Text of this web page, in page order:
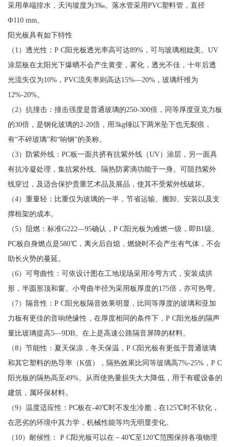
采用单端排水，天沟坡度为3‰。落水管采用PVC塑料管，直径
Ф110 mm。
阳光板具有如下特性
（1）透光性：P C阳光板透光率高可达89%，可与玻璃相妣美。UV
涂层板在太阳光下爆晒不会产生黄变，雾化，透光不佳，十年后透
光流失仅为10%，PVC流失率则高达15%—20%，玻璃纤维为
12%-20%。
（2）抗撞击：撞击强度是普通玻璃的250-300倍，同等厚度亚克力板
的30倍，是钢化玻璃的2-20倍，用3kg锤以下两米坠下也无裂痕，
有“不碎玻璃”和“响钢”的美称。
（3）防紫外线：PC板一面共挤有抗紫外线（UV）涂层，另一面具
有抗冷凝处理，集抗紫外线、隔热防雾滴功能于一身。可阻挡紫外
线穿过，及适合保护贵重艺术品及展品，使其不受紫外线破坏。
（4）重量轻：比重仅为玻璃的一半，节省运输、搬卸、安装以及支
撑框架的成本。
（5）阻燃：标准G222—95确认，P C阳光板为难燃一级，即B1级。
PC板自身燃点是580℃，离火后自熄，燃烧时不会产生有气体，不会
助长火势的蔓延。
（6）可弯曲性：可依设计图在工地现场采用冷弯方式，安装成拱
形，半圆形顶和窗。小弯曲半径为采用板厚度的175倍，亦可热弯。
（7）隔音性：P C阳光板隔音效果明显，比同等厚度的玻璃和亚加
力板有更佳的音响绝缘性，在厚度相同的条件下，P C阳光板的隔声
量比玻璃提高5—9DB。在上是高速公路隔音屏障的材料。
（8）节能性：夏天保凉，冬天保温，P C阳光板有更低于普通玻璃
和其它塑料的热导率（K值），隔热效果比同等玻璃高7%-25%，P C
阳光板的隔热高至49%。从而使热量损失大大降低，用于有暖设备的
建筑，属环保材料。
（9）温度适应性：PC板在-40℃时不发生冷脆，在125℃时不软化，
在恶劣的环境中其力学，机械性能等均无明显变化。
（10）耐候性： P C阳光板可以在－40℃至120℃范围保持各项物理